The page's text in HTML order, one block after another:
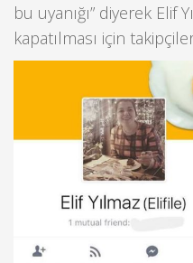
bu uyanığı” diyerek Elif
kapatılması için